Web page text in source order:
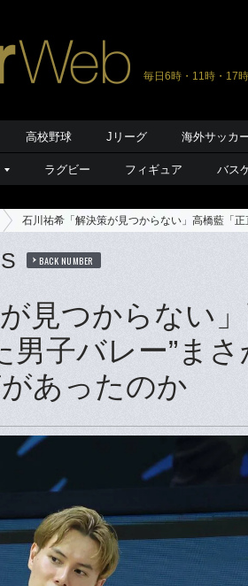
毎日6時・11時・17
高校野球 Jリーグ 海外サッカ
ラグビー フィギュア バス
石川祐希「解決策が見つからない」高橋藍「
BACK NUMBER
見つからない
男子バレー”ま
あったのか